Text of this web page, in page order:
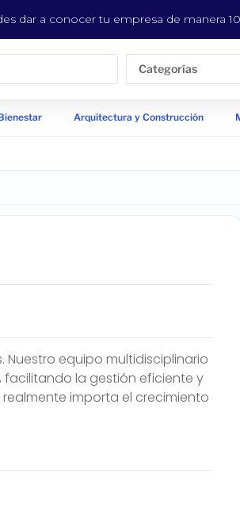
dar a conocer tu empresa de manera
Categorías
Arquitectura y Construcción
Nuestro equipo multidisciplinario
la gestión eficiente y
importa el crecimiento